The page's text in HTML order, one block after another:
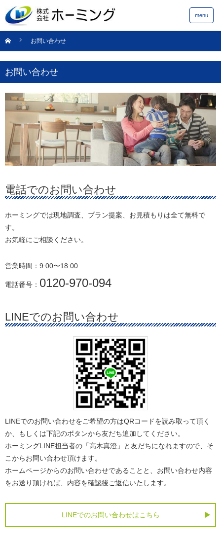
menu
お問い合わせ
お問い合わせ
電話でのお問い合わせ
ホーミングでは現地調査、プラン提案、お見積もりは全て無料で
す。
お気軽にご相談ください。
営業時間：9:00〜18:00
電話番号： 0120-970-094
LINEでのお問い合わせ
LINEでのお問い合わせをご希望の方はQRコードを読み取って頂く
か、もしくは下記のボタンから友だち追加してください。
ホーミングLINE担当者の「高木真澄」と友だちになれますので、そ
こからお問い合わせ頂けます。
ホームページからのお問い合わせであることと、お問い合わせ内容
をお送り頂ければ、内容を確認後ご返信いたします。
LINEでのお問い合わせはこちら